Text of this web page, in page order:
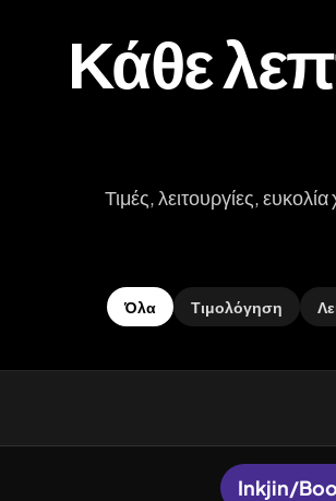
Κάθε
Τιμές, λειτουργίες,
Όλα Τιμολόγηση
Inkjin/